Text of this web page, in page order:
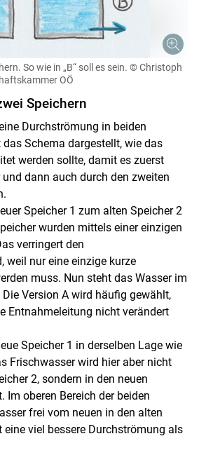
So wie in „B“ soll es sein. © Christoph
OÖ
Speichern
Durchströmung in beiden
Schema dargestellt, wie das
werden sollte, damit es zuerst
dann auch durch den zweiten
Speicher 1 zum alten Speicher 2
wurden mittels einer einzigen
verringert den
weil nur eine einzige kurze
muss. Nun steht das Wasser im
Version A wird häufig gewählt,
Entnahmeleitung nicht verändert
Speicher 1 in derselben Lage wie
Frischwasser wird hier aber nicht
2, sondern in den neuen
Im oberen Bereich der beiden
frei vom neuen in den alten
eine viel bessere Durchströmung als